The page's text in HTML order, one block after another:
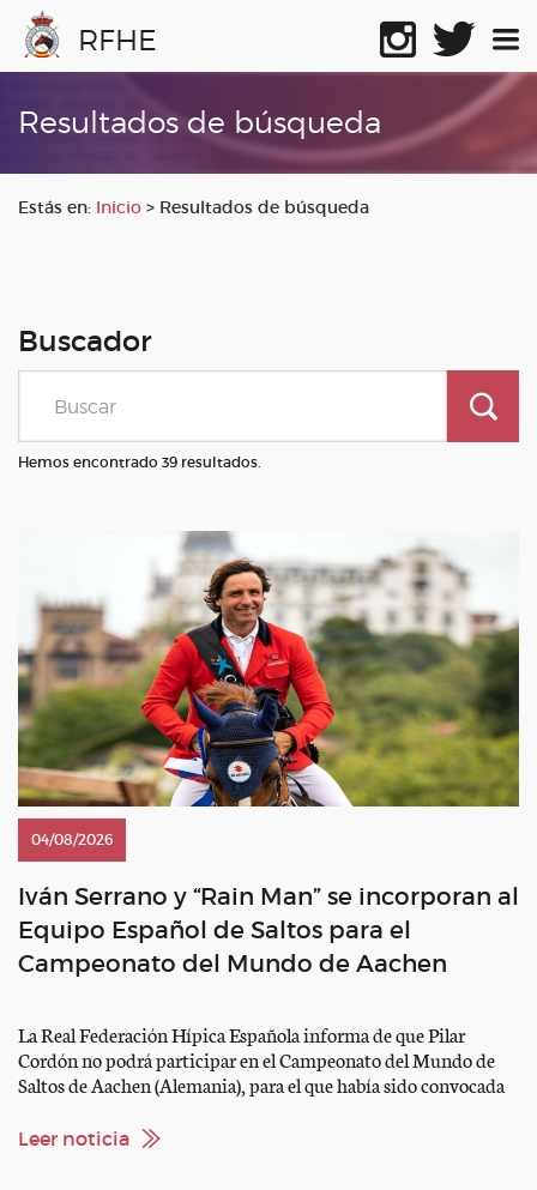
RFHE
Resultados de búsqueda
Estás en: Inicio > Resultados de búsqueda
Buscador
Hemos encontrado 39 resultados.
04/08/2026
Iván Serrano y “Rain Man” se incorporan al
Equipo Español de Saltos para el
Campeonato del Mundo de Aachen
La Real Federación Hípica Española informa de que Pilar
Cordón no podrá participar en el Campeonato del Mundo de
Saltos de Aachen (Alemania), para el que había sido convocada
lesión durante una reciente participación en competición y,
Leer noticia